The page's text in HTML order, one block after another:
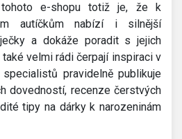
tohoto e-shopu totiž je, že k
autíčkům nabízí i silnější
a dokáže poradit s jejich
velmi rádi čerpají inspiraci v
pravidelně publikuje
dovedností, recenze čerstvých
tipy na dárky k narozeninám